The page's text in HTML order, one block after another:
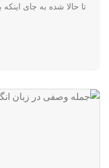
تا حالا شده به جای